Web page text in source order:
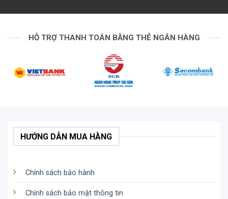
HỖ TRỢ THANH TOÁN BẰNG THẺ NGÂN HÀNG
HƯỚNG DẪN MUA HÀNG
Chính sách bảo hành
Chính sách bảo mật thông tin